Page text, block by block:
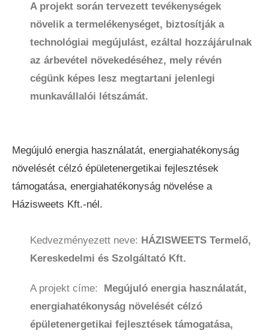
A projekt során tervezett tevékenységek
növelik a termelékenységet, biztosítják a
technológiai megújulást, ezáltal hozzájárulnak
az árbevétel növekedéséhez, mely révén
cégünk képes lesz megtartani jelenlegi
munkavállalói létszámát.
Megújuló energia használatát, energiahatékonyság
növelését célzó épületenergetikai fejlesztések
támogatása, energiahatékonyság növelése a
Házisweets Kft.-nél. ​
Kedvezményezett neve: HÁZISWEETS Termelő,
Kereskedelmi és Szolgáltató Kft.
A projekt címe:
Megújuló energia használatát,
energiahatékonyság növelését célzó
épületenergetikai fejlesztések támogatása,